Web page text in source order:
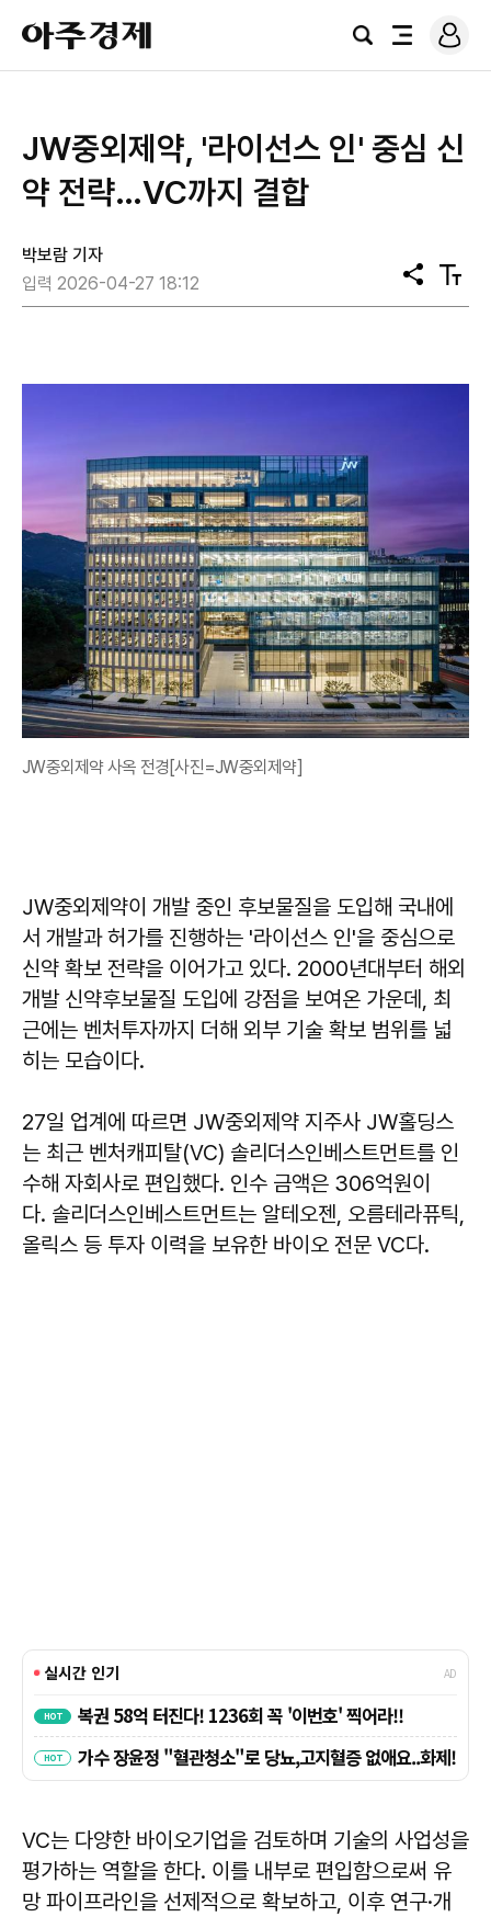
아
주
경
검
전
로
그
JW중외제약, '라이선스 인' 중심 신
약 전략…VC까지 결합
박보람 기자
입력 2026-04-27 18:12
공
유
텍
스
JW중외제약 사옥 전경[사진=JW중외제약]
JW중외제약이 개발 중인 후보물질을 도입해 국내에
서 개발과 허가를 진행하는 '라이선스 인'을 중심으로
신약 확보 전략을 이어가고 있다. 2000년대부터 해외
개발 신약후보물질 도입에 강점을 보여온 가운데, 최
근에는 벤처투자까지 더해 외부 기술 확보 범위를 넓
히는 모습이다.
27일 업계에 따르면 JW중외제약 지주사 JW홀딩스
는 최근 벤처캐피탈(VC) 솔리더스인베스트먼트를 인
수해 자회사로 편입했다. 인수 금액은 306억원이
다. 솔리더스인베스트먼트는 알테오젠, 오름테라퓨틱,
올릭스 등 투자 이력을 보유한 바이오 전문 VC다.
VC는 다양한 바이오기업을 검토하며 기술의 사업성을
평가하는 역할을 한다. 이를 내부로 편입함으로써 유
망 파이프라인을 선제적으로 확보하고, 이후 연구·개